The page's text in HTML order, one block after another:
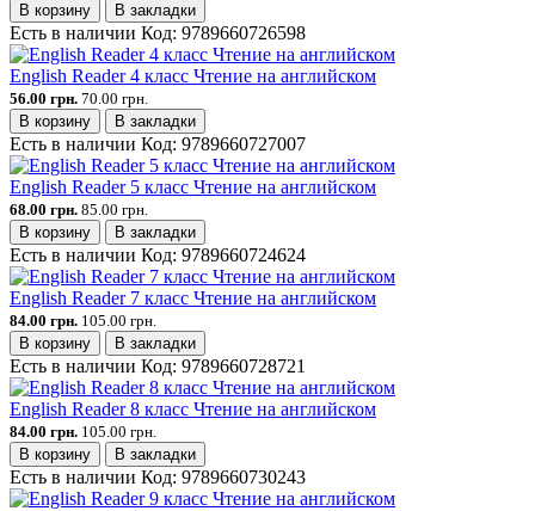
В корзину
В закладки
Есть в наличии Код: 9789660726598
English Reader 4 класс Чтение на английском
56.00 грн. 70.00 грн.
В корзину
В закладки
Есть в наличии Код: 9789660727007
English Reader 5 класс Чтение на английском
68.00 грн. 85.00 грн.
В корзину
В закладки
Есть в наличии Код: 9789660724624
English Reader 7 класс Чтение на английском
84.00 грн. 105.00 грн.
В корзину
В закладки
Есть в наличии Код: 9789660728721
English Reader 8 класс Чтение на английском
84.00 грн. 105.00 грн.
В корзину
В закладки
Есть в наличии Код: 9789660730243